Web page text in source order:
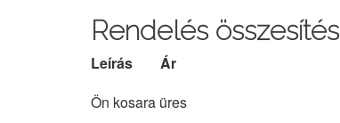
Rendelés összesítés
Leírás
Ár
Ön kosara üres